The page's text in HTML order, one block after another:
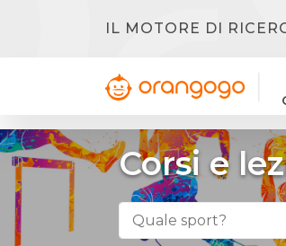
IL MOTORE DI
Corsi e